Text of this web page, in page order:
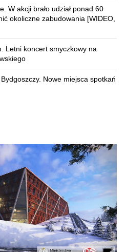
W akcji brało udział ponad 60
okoliczne zabudowania [WIDEO,
Letni koncert smyczkowy na
Nowe miejsca spotkań